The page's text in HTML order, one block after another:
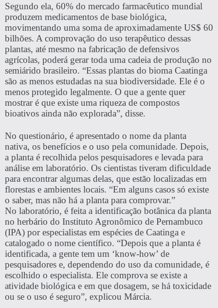
Segundo ela, 60% do mercado farmacêutico mundial
produzem medicamentos de base biológica,
movimentando uma soma de aproximadamente US$ 60
bilhões. A comprovação do uso terapêutico dessas
plantas, até mesmo na fabricação de defensivos
agrícolas, poderá gerar toda uma cadeia de produção no
semiárido brasileiro. “Essas plantas do bioma Caatinga
são as menos estudadas na sua biodiversidade. Ele é o
menos protegido legalmente. O que a gente quer
mostrar é que existe uma riqueza de compostos
bioativos ainda não explorada”, disse.
No questionário, é apresentado o nome da planta
nativa, os benefícios e o uso pela comunidade. Depois,
a planta é recolhida pelos pesquisadores e levada para
análise em laboratório. Os cientistas tiveram dificuldade
para encontrar algumas delas, que estão localizadas em
florestas e ambientes locais. “Em alguns casos só existe
o saber, mas não há a planta para comprovar.”
No laboratório, é feita a identificação botânica da planta
no herbário do Instituto Agronômico de Pernambuco
(IPA) por especialistas em espécies de Caatinga e
catalogado o nome científico. “Depois que a planta é
identificada, a gente tem um ‘know-how’ de
pesquisadores e, dependendo do uso da comunidade, é
escolhido o especialista. Ele comprova se existe a
atividade biológica e em que dosagem, se há toxicidade
ou se o uso é seguro”, explicou Márcia.